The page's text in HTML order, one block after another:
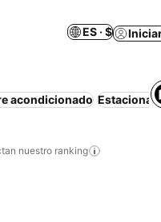
ES · $
acondicionado
nuestro ranking